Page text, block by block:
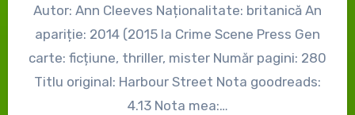
Autor: Ann Cleeves Naționalitate: britanică An
apariție: 2014 (2015 la Crime Scene Press Gen
carte: ficțiune, thriller, mister Număr pagini: 280
Titlu original: Harbour Street Nota goodreads:
4.13 Nota mea:…